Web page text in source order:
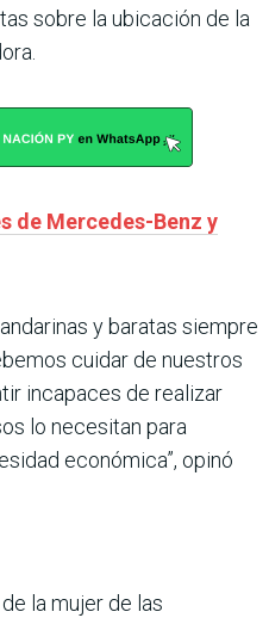
sobre la ubicación de la
de Mercedes-Benz y
y baratas siempre
cuidar de nuestros
incapaces de realizar
lo necesitan para
económica”, opinó
la mujer de las